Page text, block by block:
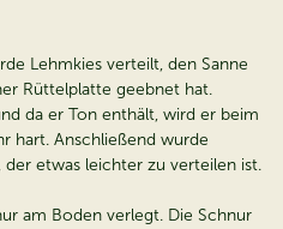
Lehmkies verteilt, den Sanne
Rüttelplatte geebnet hat.
da er Ton enthält, wird er beim
hart. Anschließend wurde
der etwas leichter zu verteilen ist.
am Boden verlegt. Die Schnur